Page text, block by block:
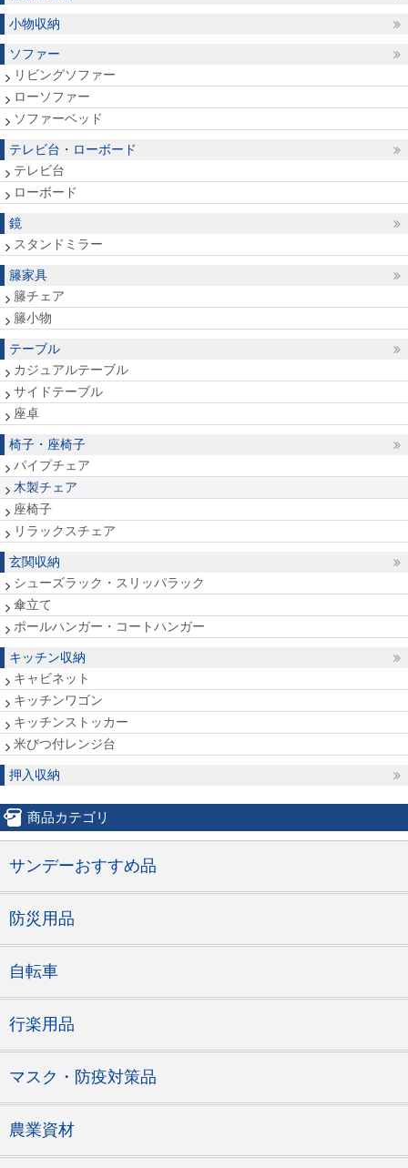
小物収納
ソファー
リビングソファー
ローソファー
ソファーベッド
テレビ台・ローボード
テレビ台
ローボード
鏡
スタンドミラー
籐家具
籐チェア
籐小物
テーブル
カジュアルテーブル
サイドテーブル
座卓
椅子・座椅子
パイプチェア
木製チェア
座椅子
リラックスチェア
玄関収納
シューズラック・スリッパラック
傘立て
ポールハンガー・コートハンガー
キッチン収納
キャビネット
キッチンワゴン
キッチンストッカー
米びつ付レンジ台
押入収納
商品カテゴリ
サンデーおすすめ品
防災用品
自転車
行楽用品
マスク・防疫対策品
農業資材